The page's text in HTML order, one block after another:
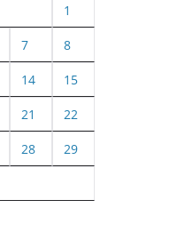
1
7 8
14 15
21 22
28 29